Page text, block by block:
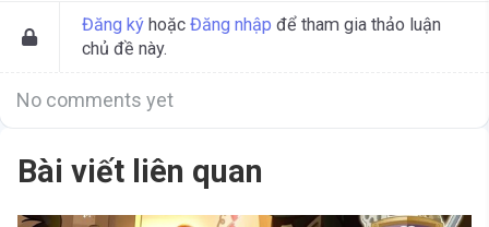
Đăng ký hoặc Đăng nhập để tham gia thảo luận
chủ đề này.
No comments yet
Bài viết liên quan